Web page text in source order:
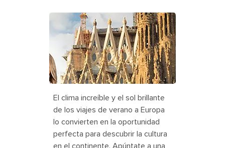
La Sagrada Couple Walking
El clima increíble y el sol brillante
de los viajes de verano a Europa
lo convierten en la oportunidad
perfecta para descubrir la cultura
en el continente. Apúntate a una